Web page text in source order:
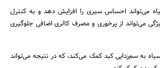
می‌تواند احساس سیری را افزایش دهد و به کنترل
می‌تواند از پرخوری و مصرف کالری اضافی جلوگیری
به سم‌زدایی کبد کمک می‌کند، که در نتیجه می‌تواند